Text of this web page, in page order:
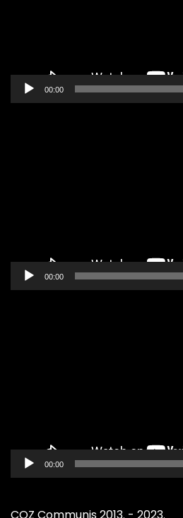
00:00
00:00
00:00
COZ Communis 2013. - 2023.